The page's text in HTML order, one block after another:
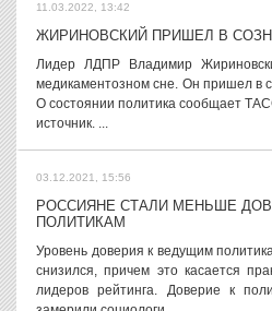
11.03.2022, 13:42
ЖИРИНОВСКИЙ ПРИШЕЛ В
Лидер ЛДПР Владимир
медикаментозном сне. Он пришел в
О состоянии политика сообщает
источник. ...
03.12.2021, 15:56
РОССИЯНЕ СТАЛИ МЕНЬШЕ
ПОЛИТИКАМ
Уровень доверия к ведущим
снизился, причем это касается
лидеров рейтинга. Доверие к